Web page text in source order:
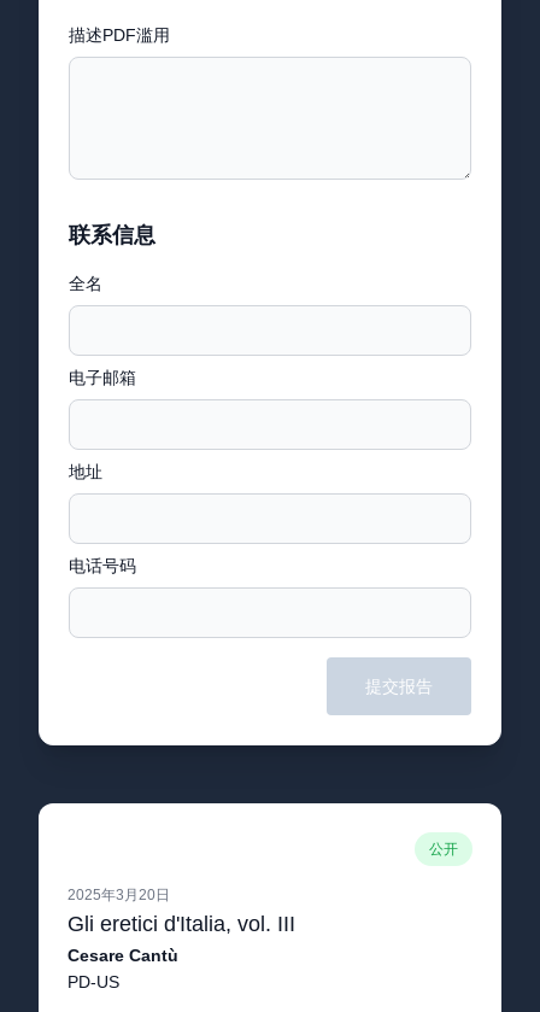
描述PDF滥用
联系信息
全名
电子邮箱
地址
电话号码
提交报告
公开
2025年3月20日
Gli eretici d'Italia, vol. III
Cesare Cantù
PD-US